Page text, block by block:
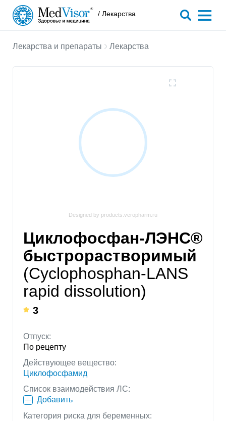
/ Лекарства
Лекарства и препараты Лекарства
Designed by products.veropharm.ru
Циклофосфан-ЛЭНС®
быстрорастворимый
(Cyclophosphan-LANS
rapid dissolution)
3
Отпуск:
По рецепту
Действующее вещество:
Циклофосфамид
Список взаимодействия ЛС:
Добавить
Категория риска для беременных: